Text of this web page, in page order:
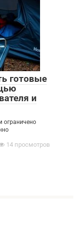
готовые
и
ограничено
14 просмотров